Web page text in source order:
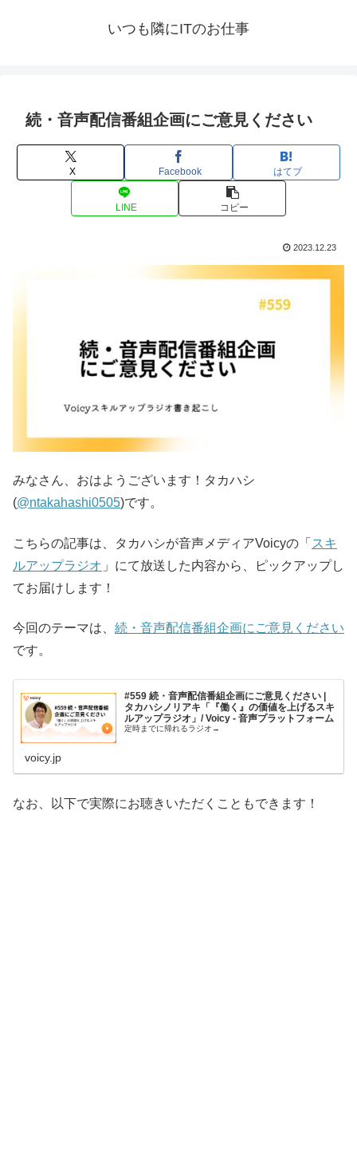
いつも隣にITのお仕事
続・音声配信番組企画にご意見ください
X Facebook はてブ
LINE コピー
2023.12.23
みなさん、おはようございます！タカハシ
(@ntakahashi0505)です。
こちらの記事は、タカハシが音声メディアVoicyの「 スキ
ルアップラジオ 」にて放送した内容から、ピックアップし
てお届けします！
今回のテーマは、 続・音声配信番組企画にご意見ください
です。
#559 続・音声配信番組企画にご意見ください |
タカハシノリアキ「『働く』の価値を上げるスキ
ルアップラジオ」/ Voicy - 音声プラットフォーム
定時までに帰れるラジオ→
voicy.jp
なお、以下で実際にお聴きいただくこともできます！